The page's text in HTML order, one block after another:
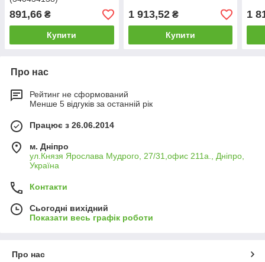
891,66 ₴
Купити
1 913,52₴
Купити
1
Про нас
Рейтинг не сформований
Менше 5 відгуків за останній рік
Працює з 26.06.2014
м. Дніпро
ул.Князя Ярослава Мудрого, 27/31,офис 211а., Дніпро,
Україна
Контакти
Сьогодні вихідний
Показати весь графік роботи
Про нас